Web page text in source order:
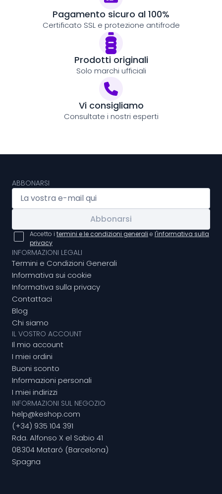
Pagamento sicuro al 100%
Certificato SSL e protezione antifrode
Prodotti originali
Solo marchi ufficiali
Vi consigliamo
Consultate i nostri esperti
ABBONARSI
Abbonarsi
Accetto i termini e le condizioni generali e l'informativa sulla
privacy
INFORMAZIONI LEGALI
Termini e Condizioni Generali
Informativa sui cookie
Informativa sulla privacy
Contattaci
Blog
Chi siamo
IL VOSTRO ACCOUNT
Il mio account
I miei ordini
Buoni sconto
Informazioni personali
I miei indirizzi
INFORMAZIONI SUL NEGOZIO
help@keshop.com
(+34) 935 104 391
Rda. Alfonso X el Sabio 41
08304 Mataró (Barcelona)
Spagna